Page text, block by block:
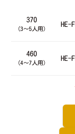
370
（3～5人用）
HE-
460
（4～7人用）
HE-